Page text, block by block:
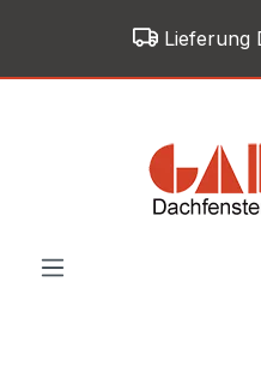
Zum Hauptinhalt springen
Lieferung